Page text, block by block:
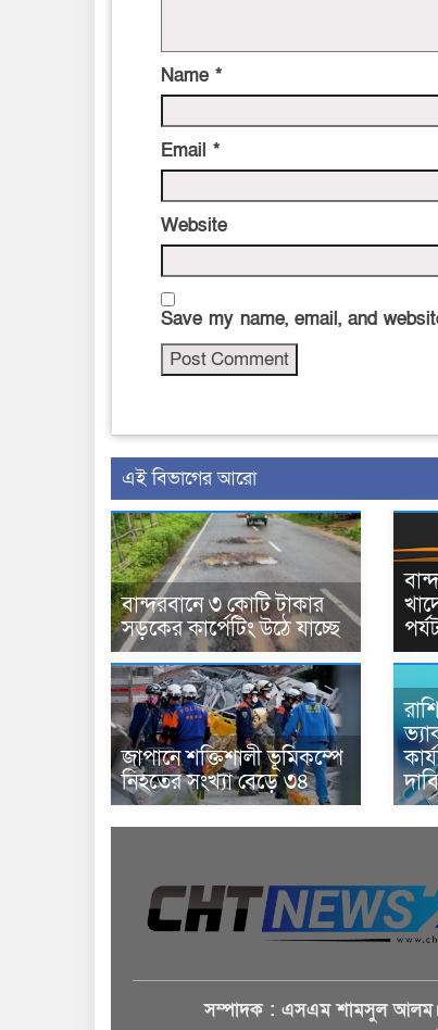
Name *
Email *
Website
Save my name, email, and
এই বিভাগের আরো
বান্দরবানে ৩ কোটি টাকার
সড়কের কার্পেটিং উঠে যাচ্ছে
জাপানে শক্তিশালী ভূমিকম্পে
নিহতের সংখ্যা বেড়ে ৩৪
সম্পাদক : এসএম শামসুল আলম।